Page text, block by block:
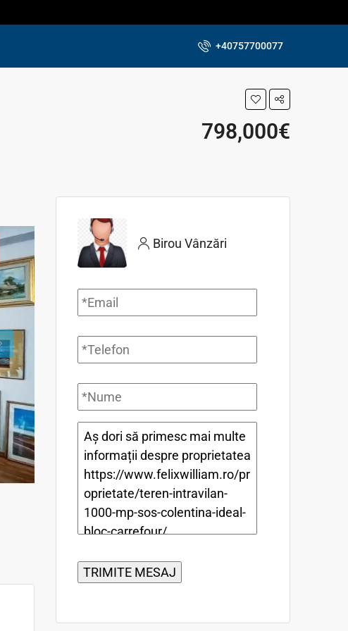
+40757700077
798,000€
Birou Vânzări
Email *
Telefon *
Nume *
Mesaj *